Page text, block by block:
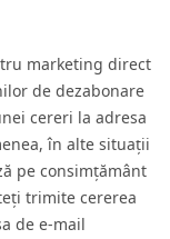
marketing direct
de dezabonare
cereri la adresa
în alte situații
pe consimțământ
trimite cererea
de e-mail